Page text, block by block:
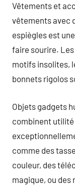
Vêtements et
vêtements avec
espiègles est
faire sourire.
motifs insolites,
bonnets rigolos
Objets gadgets
combinent utilité
comme des
couleur, des
magique, ou des